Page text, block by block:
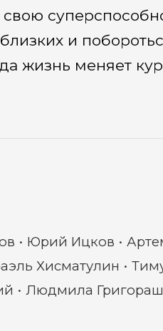
и
жизнь меняет
Юрий Ицков
Хисматулин
Людмила Григораш